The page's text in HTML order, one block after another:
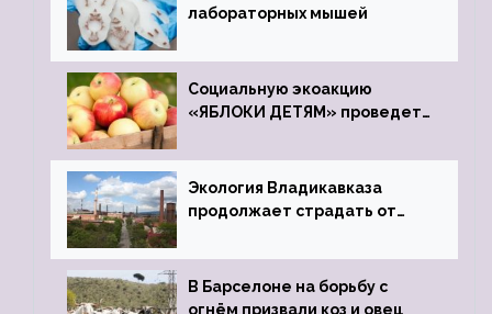
лабораторных мышей
Социальную экоакцию
«ЯБЛОКИ ДЕТЯМ» проведет
Экология Владикавказа
продолжает страдать от
В Барселоне на борьбу с
огнём призвали коз и овец